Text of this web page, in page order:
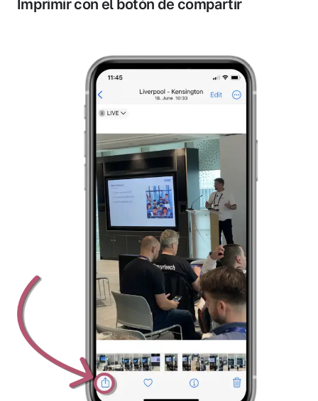
Imprimir con el botón de compartir